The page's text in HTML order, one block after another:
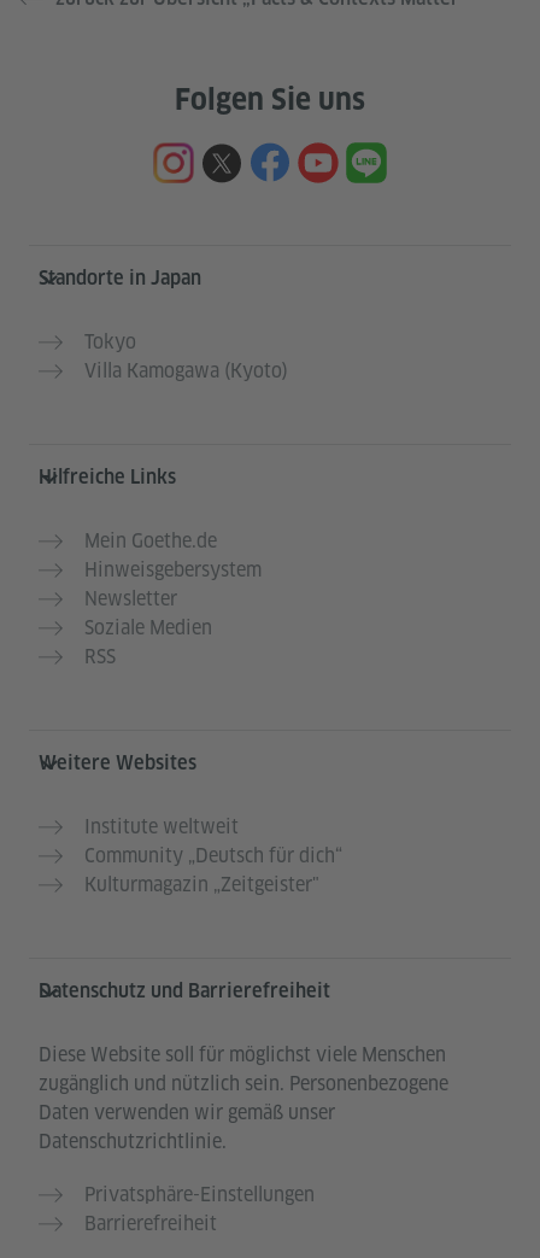
Folgen Sie uns
Service- und Informationsbereich
Standorte in Japan
Tokyo
Villa Kamogawa (Kyoto)
Hilfreiche Links
Mein Goethe.de
Hinweisgebersystem
Newsletter
Soziale Medien
RSS
Weitere Websites
Institute weltweit
Community „Deutsch für dich“
Kulturmagazin „Zeitgeister"
Datenschutz und Barrierefreiheit
Diese Website soll für möglichst viele Menschen
zugänglich und nützlich sein. Personenbezogene
Daten verwenden wir gemäß unser
Datenschutzrichtlinie.
Privatsphäre-Einstellungen
Barrierefreiheit